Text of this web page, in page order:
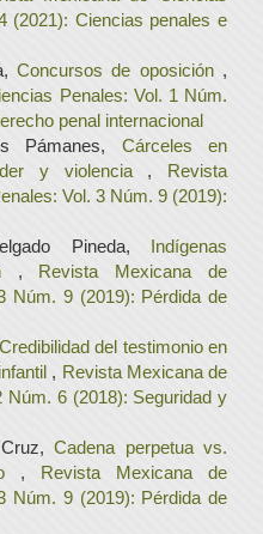
(2021): Ciencias penales e
Concursos de oposición ,
Penales: Vol. 1 Núm.
penal internacional
Pámanes, Cárceles en
y violencia , Revista
Vol. 3 Núm. 9 (2019):
Pineda, Indígenas
, Revista Mexicana de
Núm. 9 (2019): Pérdida de
Credibilidad del testimonio en
, Revista Mexicana de
Núm. 6 (2018): Seguridad y
Cadena perpetua vs.
, Revista Mexicana de
Núm. 9 (2019): Pérdida de